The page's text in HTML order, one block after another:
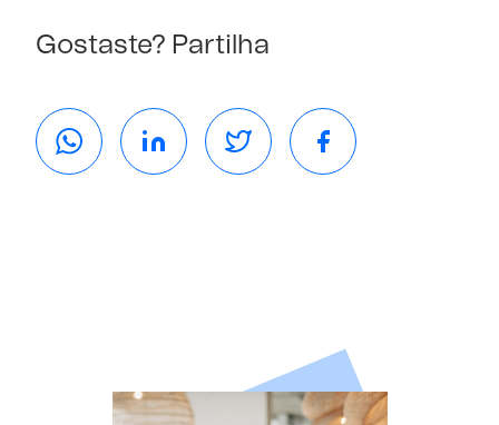
Gostaste? Partilha